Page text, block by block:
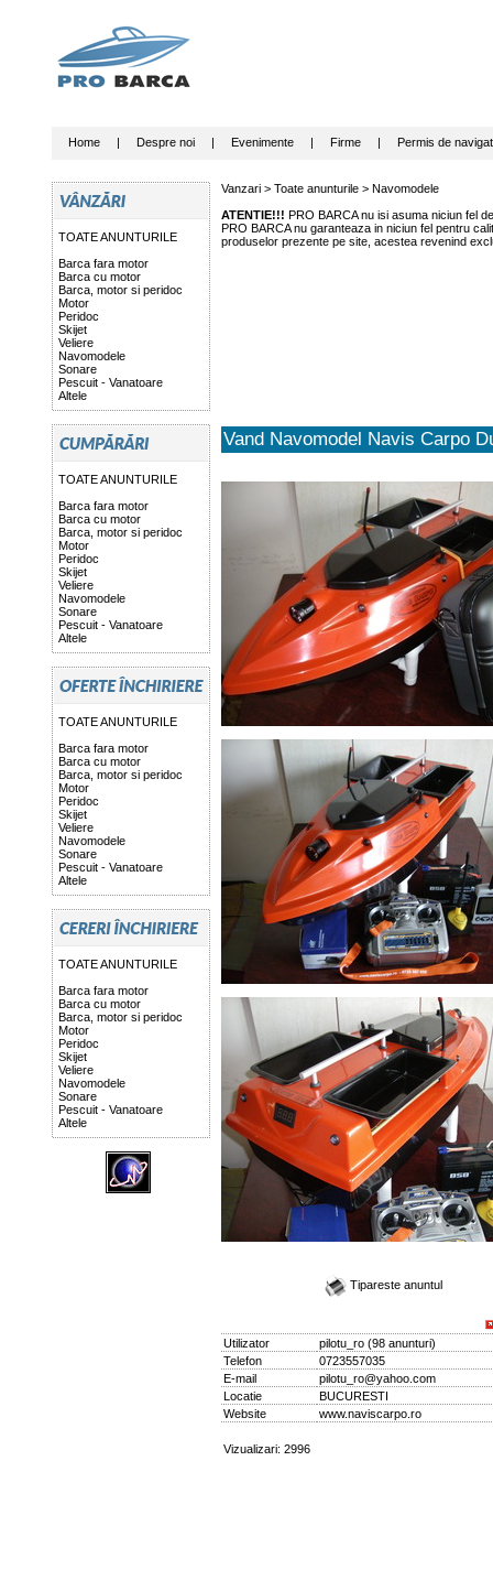
Home| Despre noi| Evenimente| Firme| Permis de
TOATE ANUNTURILE
Barca fara motor
Barca cu motor
Barca, motor si peridoc
Motor
Peridoc
Skijet
Veliere
Navomodele
Sonare
Pescuit - Vanatoare
Altele
TOATE ANUNTURILE
Barca fara motor
Barca cu motor
Barca, motor si peridoc
Motor
Peridoc
Skijet
Veliere
Navomodele
Sonare
Pescuit - Vanatoare
Altele
TOATE ANUNTURILE
Barca fara motor
Barca cu motor
Barca, motor si peridoc
Motor
Peridoc
Skijet
Veliere
Navomodele
Sonare
Pescuit - Vanatoare
Altele
TOATE ANUNTURILE
Barca fara motor
Barca cu motor
Barca, motor si peridoc
Motor
Peridoc
Skijet
Veliere
Navomodele
Sonare
Pescuit - Vanatoare
Altele
Vanzari > Toate anunturile> Navomodele
ATENTIE!!! PRO BARCA nu isi asuma niciun fel
PRO BARCA nu garanteaza in niciun fel pentru
produselor prezente pe site, acestea revenind
Vand Navomodel Navis Carpo
Tipareste anuntul
Utilizator pilotu_ro(98 anunturi)
Telefon
0723557035
E-mail
pilotu_ro@yahoo.com
Locatie
BUCURESTI
Website
www.naviscarpo.ro
Vizualizari: 2996